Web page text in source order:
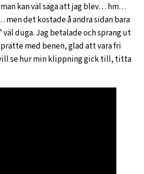
kan väl säga att jag blev… hm…
men det kostade å andra sidan bara
väl duga. Jag betalade och sprang ut
med benen, glad att vara fri
se hur min klippning gick till, titta